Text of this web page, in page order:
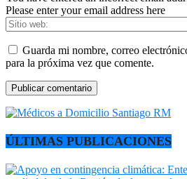
Please enter your email address here
Guarda mi nombre, correo
para la próxima vez que comente.
ÚLTIMAS PUBLICACIONES